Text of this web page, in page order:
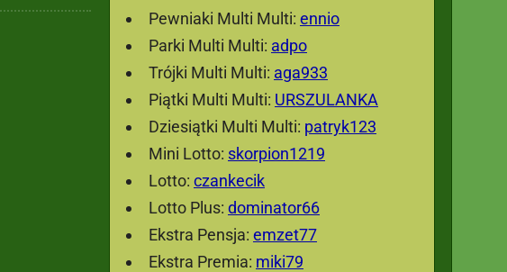
Pewniaki Multi Multi: ennio
Parki Multi Multi: adpo
Trójki Multi Multi: aga933
Piątki Multi Multi: URSZULANKA
Dziesiątki Multi Multi: patryk123
Mini Lotto: skorpion1219
Lotto: czankecik
Lotto Plus: dominator66
Ekstra Pensja: emzet77
Ekstra Premia: miki79